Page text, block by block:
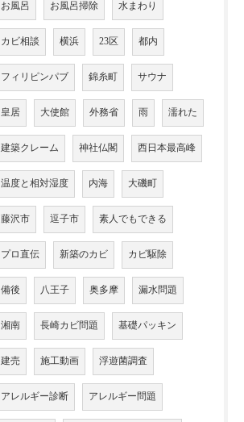
お風呂 お風呂掃除 水まわり
カビ相談 横浜 23区 都内
フィリピンパブ 錦糸町 サウナ
皇居 大使館 外務省 雨 濡れた
建築クレーム 神社仏閣 西日本最高峰
温度と相対湿度 内海 大磯町
藤沢市 逗子市 素人でもできる
プロ直伝 新築のカビ カビ駆除
備後 八王子 奥多摩 漏水問題
湘南 長崎カビ問題 基礎パッキン
建売 施工動画 浮遊菌調査
アレルギー診断 アレルギー問題